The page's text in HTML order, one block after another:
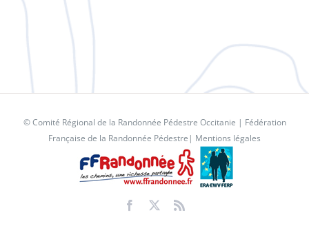
© Comité Régional de la Randonnée Pédestre Occitanie | Fédération
Française de la Randonnée Pédestre | Mentions légales
Facebook